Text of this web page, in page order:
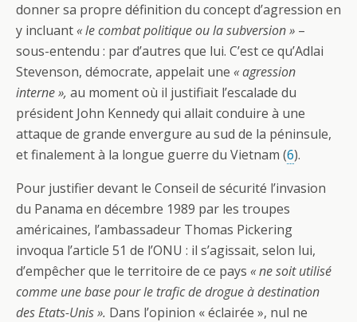
donner sa propre définition du concept d’agression en
y incluant« le combat politique ou la subversion » –
sous-entendu : par d’autres que lui. C’est ce qu’Adlai
Stevenson, démocrate, appelait une « agression
interne », au moment où il justifiait l’escalade du
président John Kennedy qui allait conduire à une
attaque de grande envergure au sud de la péninsule,
et finalement à la longue guerre du Vietnam (6).
Pour justifier devant le Conseil de sécurité l’invasion
du Panama en décembre 1989 par les troupes
américaines, l’ambassadeur Thomas Pickering
invoqua l’article 51 de l’ONU : il s’agissait, selon lui,
d’empêcher que le territoire de ce pays « ne soit utilisé
comme une base pour le trafic de drogue à destination
des Etats-Unis ». Dans l’opinion « éclairée », nul ne